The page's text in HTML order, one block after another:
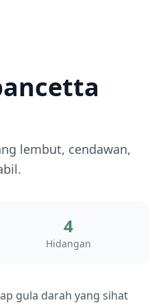
lembut, cendawan,
4
Hidangan
gula darah yang sihat